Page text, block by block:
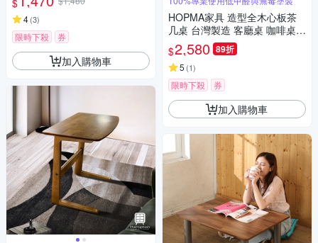
$
4(3)
限時下殺 券
加入購物車
HOPMA家具 造型全木心板茶
几桌 台灣製造 客廳桌 咖啡桌
和室桌 矮桌 桌子-寬120 X 深5
8 X 高50.7cm
$2,580 89折
5 (1)
限時下殺 券
加入購物車